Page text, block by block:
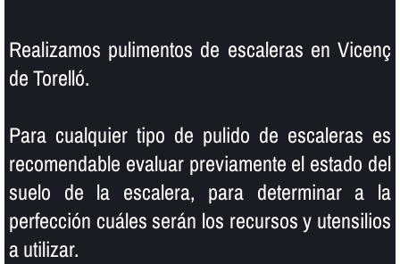
Realizamos pulimentos de escaleras en Vicenç
de Torelló.
Para cualquier tipo de pulido de escaleras es
recomendable evaluar previamente el estado del
suelo de la escalera, para determinar a la
perfección cuáles serán los recursos y utensilios
a utilizar.